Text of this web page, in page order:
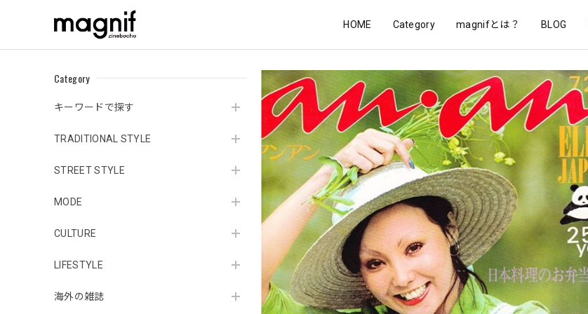
HOME Category magnifとは？ BLOG
Category
キーワードで探す
TRADITIONAL STYLE
STREET STYLE
MODE
CULTURE
LIFESTYLE
海外の雑誌